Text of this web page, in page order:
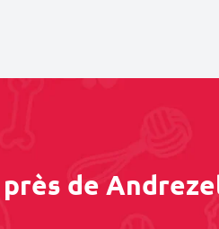
de